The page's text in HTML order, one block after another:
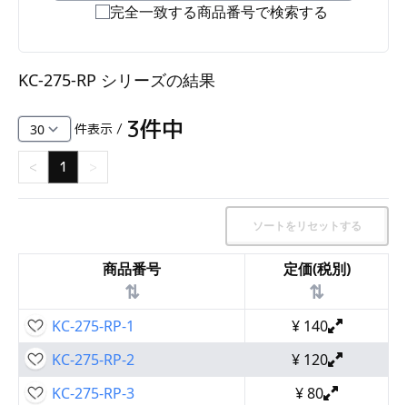
S
キャスター・アジャスター・スライドレール・モ
K・KC
断熱・ライト・ラック
FD・FE
完全一致する商品番号で検索する
KC-275-RP シリーズの結果
件表示 / 3件中
< 1 >
ソートをリセットする
商品番号
⇅
定価(税別)
⇅
KC-275-RP-1 ¥ 140
KC-275-RP-2
¥ 120
KC-275-RP-3
¥80